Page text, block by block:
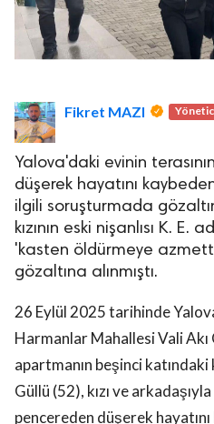
Fikret MAZI
Yalova'daki evinin
düşerek hayatını
ilgili soruşturmada
kızının eski nişanlısı K. E.
'kasten öldürmeye
gözaltına alınmıştı.
26 Eylül 2025 tarihinde
Harmanlar Mahallesi Vali
apartmanın beşinci katındaki
Güllü (52), kızı ve
pencereden düşerek